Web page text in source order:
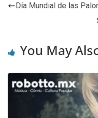
Día Mundial de las
You May